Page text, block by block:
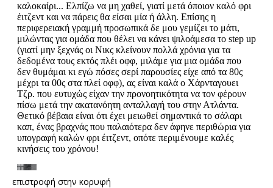
επιστροφή στην κορυφή